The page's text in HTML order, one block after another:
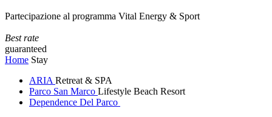
Partecipazione al programma Vital Energy & Sport
Best rate
guaranteed
Home Stay
ARIA Retreat & SPA
Parco San Marco Lifestyle Beach Resort
Dependence Del Parco